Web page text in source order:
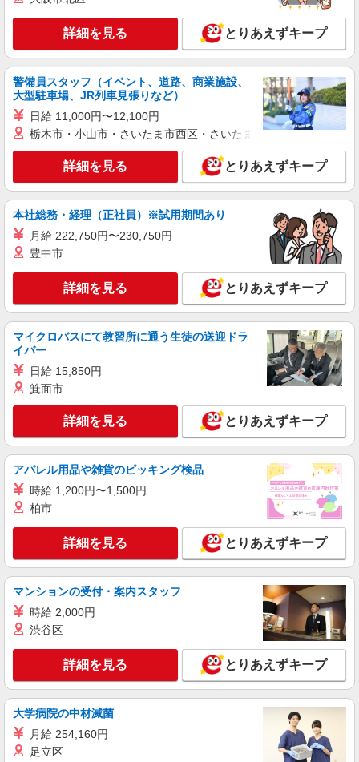
正社員
UTエージェント株式会社 AGT関西第一CU AGT北大阪エリア KM点野
CL 《JSJC1C》
検査・検品
時給：1,300円〜 月収例：216,000円（時給
×8H実働×20日稼働＋各種手当）
大阪府寝屋川市 勤務詳細：寝屋川市 通勤方
法：徒歩/自転車/バス/電車/バイク 最寄り駅：寝屋
川市駅からバイク13分 ※駐車場料金：2,000円/月
キープ 詳細を見る
派遣社員
パーソルフィールドスタッフ株式会社 西日本コーディネートセンタ
ー（K）
物流センター内のフォークリフト作業
時給1,650円 【月収例】318,000円（月21日就
業・残業20時間の場合） ★交通費規定支給
大阪府寝屋川市
キープ 詳細を見る
派遣社員
株式会社テクノ・サービス/お仕事No/0915129
製品の梱包、検査業務
時給1400円交通費全額支給
大阪府寝屋川市
詳細を見る
派遣社員
株式会社テクノ・サービス/お仕事No/0920387
検査作業など
時給1300円交通費全額支給
大阪府寝屋川市 ＊バイク通勤OK
詳細を見る
パーソルフィールドスタッフ株式会社 西日本コーディネートセンタ
ー（K）
倉庫内作業
時給1,650円 【月収例】297,800円（月21日就
業・残業10時間の場合） ★交通費規定支給
詳細を見る とりあえずキープ
警備員スタッフ（イベント、道路、商業施設、
大型駐車場、JR列車見張りなど）
日給 11,000円〜12,100円
栃木市・小山市・さいたま市西区・さいたま市岩槻区・久喜市・
詳細を見る とりあえずキープ
本社総務・経理（正社員）※試用期間あり
月給 222,750円〜230,750円
豊中市
詳細を見る とりあえずキープ
マイクロバスにて教習所に通う生徒の送迎ドラ
イバー
日給 15,850円
箕面市
詳細を見る とりあえずキープ
アパレル用品や雑貨のピッキング検品
時給 1,200円〜1,500円
柏市
詳細を見る とりあえずキープ
マンションの受付・案内スタッフ
時給 2,000円
渋谷区
詳細を見る とりあえずキープ
大学病院の中材滅菌
月給 254,160円
足立区